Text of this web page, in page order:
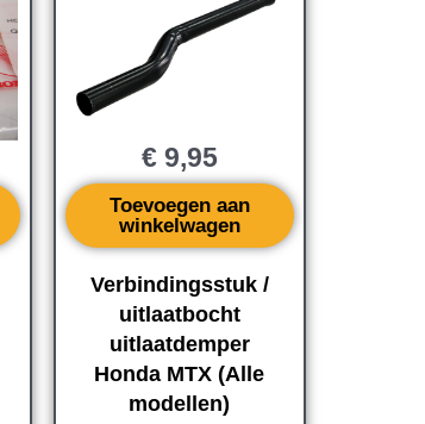
Verbindingsstuk /
uitlaatbocht
uitlaatdemper
Honda MTX (Alle
modellen)
€9,95
Toevoegen aan
winkelwagen